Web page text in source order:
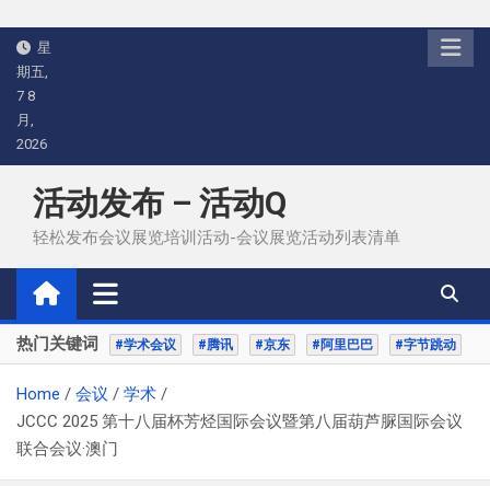
Skip
content
星
期五,
7 8
月,
2026
活动发布 – 活动Q
轻松发布会议展览培训活动-会议展览活动列表清单
热门关键词 #学术会议 #腾讯 #京东 #阿里巴巴 #字节跳动
Home 会议
学术
JCCC 2025 第十八届杯芳烃国际会议暨第八届葫芦脲国际会议
联合会议·澳门